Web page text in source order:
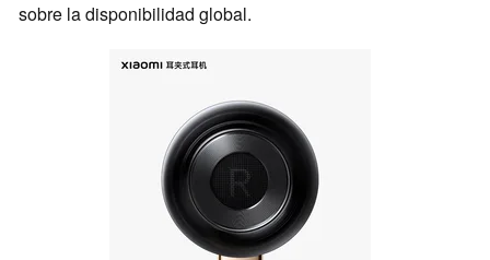
sobre la disponibilidad global.